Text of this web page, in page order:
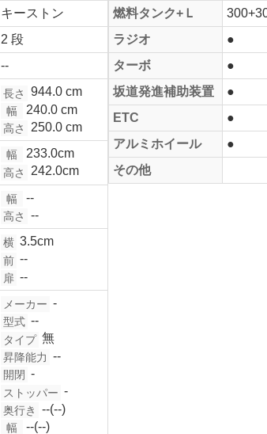
キーストン
2 段
--
長さ 944.0 cm
幅 240.0 cm
高さ 250.0 cm
幅 233.0cm
高さ 242.0cm
幅 --
高さ --
横 3.5cm
前 --
扉 --
メーカー -
型式 --
タイプ 無
昇降能力 --
開閉 -
ストッパー -
奥行き --(--)
幅
--(--)
燃料タンク+Ｌ
ラジオ
●
ターボ
●
坂道発進補助装置
●
ETC
●
アルミホイール
●
その他